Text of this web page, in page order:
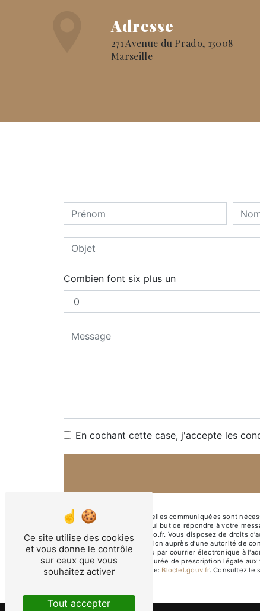
Adresse
271 Avenue du Prado, 13008
Marseille
Combien font six plus un
En cochant cette case, j'accepte les
** Les données personnelles communiquées sont
sous-traitants dans le seul but de répondre à votre
Marseille chlgarcia@yahoo.fr. Vous disposez de droits
d’introduire une réclamation auprès d’une autorité de
Prado, 13008 Marseille ou par courrier électronique à
contact puis pendant la durée de prescription légale
disponible à cette adresse: Bloctel.gouv.fr. Consultez le
Ce site utilise des cookies
et vous donne le contrôle
sur ceux que vous
souhaitez activer
Tout accepter